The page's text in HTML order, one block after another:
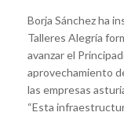
Borja Sánchez ha
Talleres Alegría
avanzar el
aprovechamiento
las empresas
“Esta